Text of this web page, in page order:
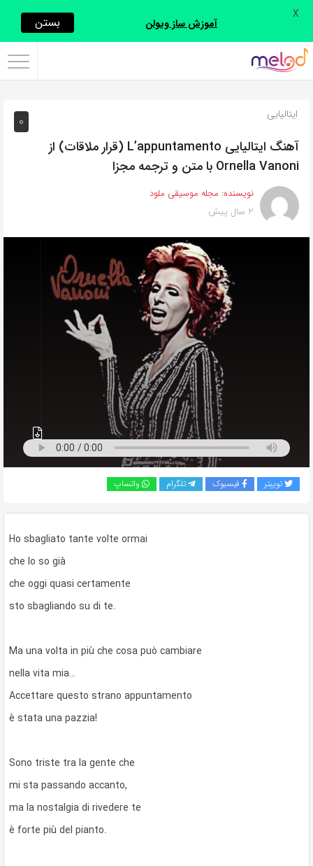
اشتراک
با
از
روش‌های
زیر
این
صفحه
را
0 ایتالیایی
آهنگ ایتالیایی L’appuntamento (قرار ملاقات) از
Ornella Vanoni با متن و ترجمه مجزا
نویسنده: مجله موسیقی ملود
2 سال پیش
توییتر فیسبوک تلگرام واتساپ
Ho sbagliato tante volte ormai
che lo so già
che oggi quasi certamente
sto sbagliando su di te.
Ma una volta in più che cosa può cambiare
nella vita mia…
Accettare questo strano appuntamento
è stata una pazzia!
Sono triste tra la gente che
mi sta passando accanto,
ma la nostalgia di rivedere te
è forte più del pianto.
آموزش ساز ویولن بستن X